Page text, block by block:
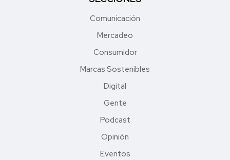
Comunicación
Mercadeo
Consumidor
Marcas Sostenibles
Digital
Gente
Podcast
Opinión
Eventos